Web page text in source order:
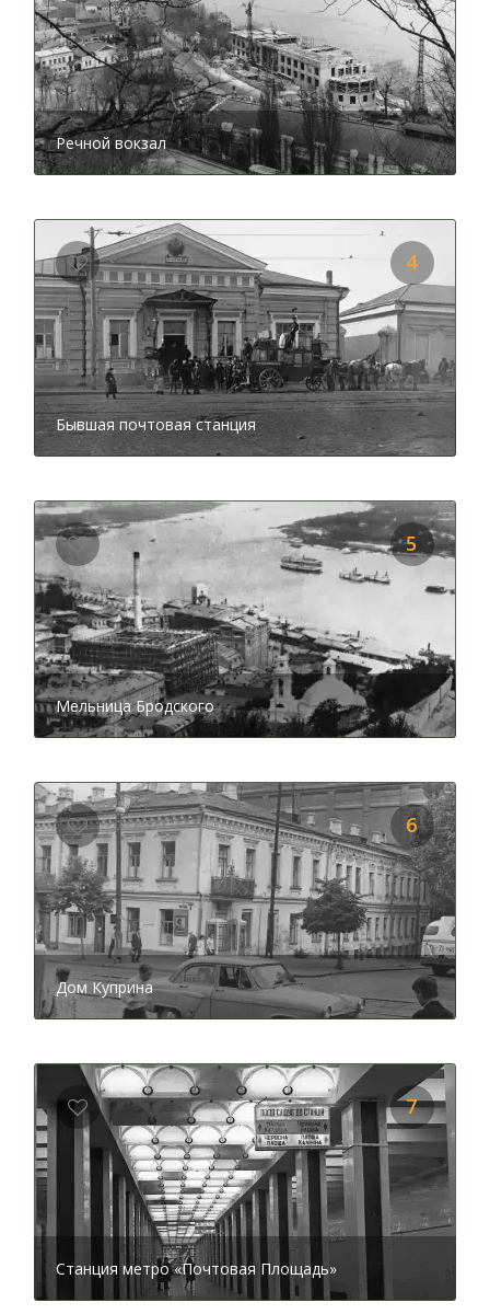
Речной вокзал
Бывшая почтовая станция
4
Мельница Бродского
5
Дом Куприна
6
Станция метро «Почтовая Площадь»
7